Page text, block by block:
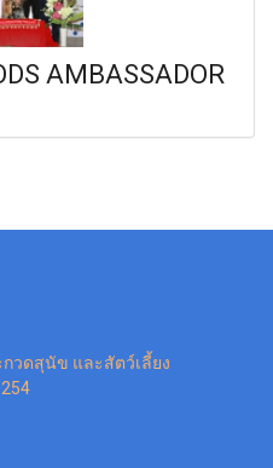
AMBASSADOR
วดสุนัข และสัตว์เลี้ยง